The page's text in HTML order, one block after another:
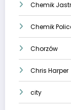
Chemik
Chemik
Chorzów
Chris Harper
city